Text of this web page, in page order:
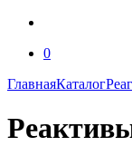
0
ГлавнаяКаталог